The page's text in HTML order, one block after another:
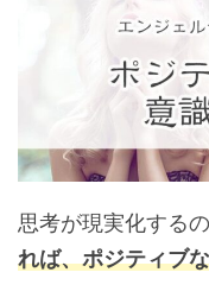
思考が現実化するの
れば、ポジティブ